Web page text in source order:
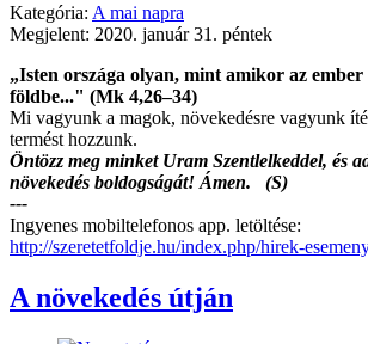
Kategória: A mai napra
Megjelent: 2020. január 31. péntek
„Isten országa olyan, mint amikor az ember
földbe..." (Mk 4,26–34)
Mi vagyunk a magok, növekedésre vagyunk
termést hozzunk.
Öntözz meg minket Uram Szentlelkeddel, és
növekedés boldogságát! Ámen. (S)
---
Ingyenes mobiltelefonos app. letöltése:
http://szeretetfoldje.hu/index.php/hirek-
A növekedés útján